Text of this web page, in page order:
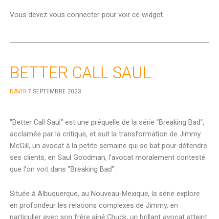
Vous devez vous connecter pour voir ce widget.
BETTER CALL SAUL
DAVID 7 SEPTEMBRE 2023
"Better Call Saul" est une préquelle de la série "Breaking Bad",
acclamée par la critique, et suit la transformation de Jimmy
McGill, un avocat à la petite semaine qui se bat pour défendre
ses clients, en Saul Goodman, l'avocat moralement contesté
que l'on voit dans "Breaking Bad".
Située à Albuquerque, au Nouveau-Mexique, la série explore
en profondeur les relations complexes de Jimmy, en
particulier avec son frère aîné Chuck, un brillant avocat atteint